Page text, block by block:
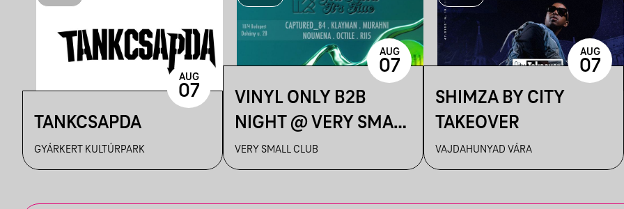
TANKCSAPDA
GYÁRKERT KULTÚRPARK
AUG
07
VINYL ONLY B2B
NIGHT @ VERY SMALL
CLUB W/ KLAYMAN,
OCTILE, RII5,
MURAHNI,
VERY SMALL CLUB
AUG
07
SHIMZA BY CITY
TAKEOVER
VAJDAHUNYAD VÁRA
AUG
07